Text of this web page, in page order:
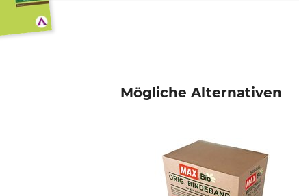
Mögliche Alternativen